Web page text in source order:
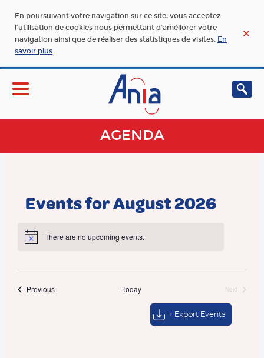
En poursuivant votre navigation sur ce site, vous acceptez
l’utilisation de cookies nous permettant d’améliorer votre
navigation ainsi que de réaliser des statistiques de visites. En
savoir plus
AGENDA
Events for August 2026
Notice There are no upcoming events.
PreviousEvents Today
Next
+ Export Events